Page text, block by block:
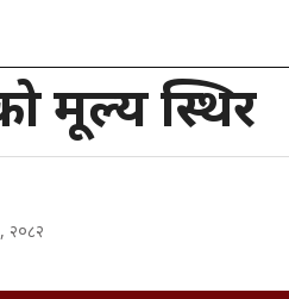
मूल्य स्थिर
२०८२